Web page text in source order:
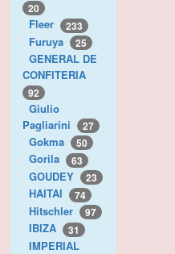
20
Fleer 233
Furuya 25
GENERAL DE
CONFITERIA
92
Giulio
Pagliarini
27
Gokma 50
Gorila 63
GOUDEY 23
HAITAI 74
Hitschler 97
IBIZA 31
IMPERIAL